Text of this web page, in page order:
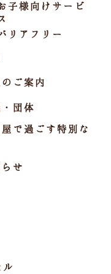
子様向けサービ
リアフリー
ご案内
団体
で過ごす特別な
せ